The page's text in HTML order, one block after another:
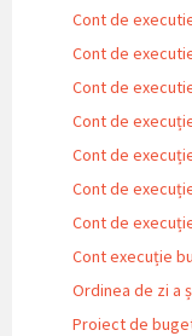
Cont de
Cont de
Cont de
Cont de
Cont de
Cont de
Cont de
Cont execuție
Ordinea de zi a
Proiect de